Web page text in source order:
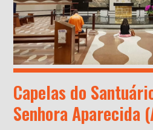
Capelas do
Senhora Aparecida